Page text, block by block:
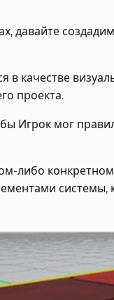
давайте
в качестве
проекта.
Игрок мог
либо конкретном